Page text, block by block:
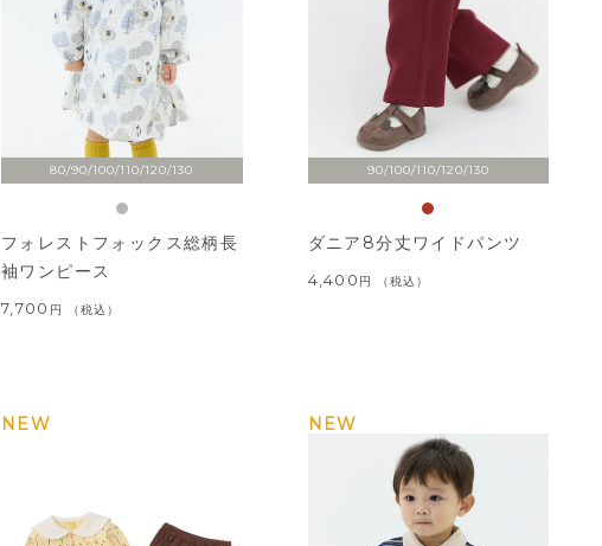
80/90/100/110/120/130
フォレストフォックス総柄長
袖ワンピース
7,700 税込
90/100/110/120/130
ダニア8分丈ワイドパンツ
4,400 税込
NEW NEW